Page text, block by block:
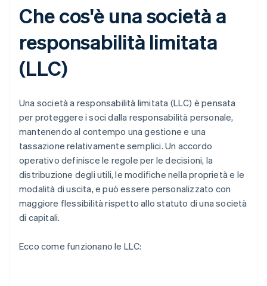
Che cos'è una società a
responsabilità limitata
(LLC)
Una società a responsabilità limitata (LLC) è pensata
per proteggere i soci dalla responsabilità personale,
mantenendo al contempo una gestione e una
tassazione relativamente semplici. Un accordo
operativo definisce le regole per le decisioni, la
distribuzione degli utili, le modifiche nella proprietà e le
modalità di uscita, e può essere personalizzato con
maggiore flessibilità rispetto allo statuto di una società
di capitali.
Ecco come funzionano le LLC: